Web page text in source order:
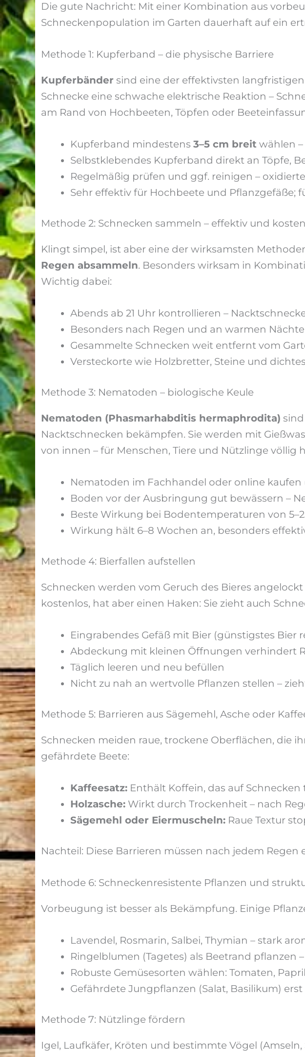
Die gute Nachricht: Mit einer Kombination aus
Schneckenpopulation im Garten dauerhaft auf ein
Methode 1: Kupferband – die physische Barriere
Kupferbänder sind eine der effektivsten
Schnecke eine schwache elektrische Reaktion –
am Rand von Hochbeeten, Töpfen oder
Kupferband mindestens 3–5 cm breit wählen
Selbstklebendes Kupferband direkt an Töpfe,
Regelmäßig prüfen und ggf. reinigen –
Sehr effektiv für Hochbeete und Pflanzgefäße;
Methode 2: Schnecken sammeln – effektiv und
Klingt simpel, ist aber eine der wirksamsten
Regen absammeln. Besonders wirksam in
Wichtig dabei:
Abends ab 21 Uhr kontrollieren –
Besonders nach Regen und an warmen
Gesammelte Schnecken weit entfernt vom
Versteckorte wie Holzbretter, Steine und
Methode 3: Nematoden – biologische Keule
Nematoden (Phasmarhabditis hermaphrodita)
Nacktschnecken bekämpfen. Sie werden mit
von innen – für Menschen, Tiere und Nützlinge völlig
Nematoden im Fachhandel oder online
Boden vor der Ausbringung gut bewässern –
Beste Wirkung bei Bodentemperaturen von
Wirkung hält 6–8 Wochen an, besonders
Methode 4: Bierfallen aufstellen
Schnecken werden vom Geruch des Bieres
kostenlos, hat aber einen Haken: Sie zieht auch
Eingrabendes Gefäß mit Bier (günstigstes Bier
Abdeckung mit kleinen Öffnungen verhindert
Täglich leeren und neu befüllen
Nicht zu nah an wertvolle Pflanzen stellen –
Methode 5: Barrieren aus Sägemehl, Asche oder
Schnecken meiden raue, trockene Oberflächen, die
gefährdete Beete:
Kaffeesatz: Enthält Koffein, das auf
Holzasche: Wirkt durch Trockenheit – nach
Sägemehl oder Eiermuscheln: Raue Textur
Nachteil: Diese Barrieren müssen nach jedem
Methode 6: Schneckenresistente Pflanzen und
Vorbeugung ist besser als Bekämpfung. Einige
Lavendel, Rosmarin, Salbei, Thymian – stark
Ringelblumen (Tagetes) als Beetrand pflanzen
Robuste Gemüsesorten wählen: Tomaten,
Gefährdete Jungpflanzen (Salat, Basilikum)
Methode 7: Nützlinge fördern
Igel, Laufkäfer, Kröten und bestimmte Vögel